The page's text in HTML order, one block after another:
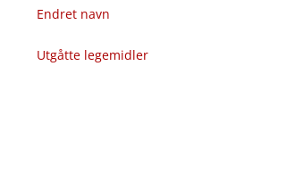
Endret navn
Utgåtte legemidler